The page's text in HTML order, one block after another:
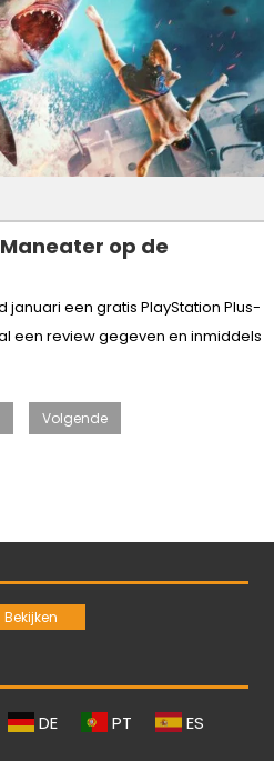
op de
een gratis PlayStation Plus-
een review gegeven en inmiddels
Volgende
DE PT ES